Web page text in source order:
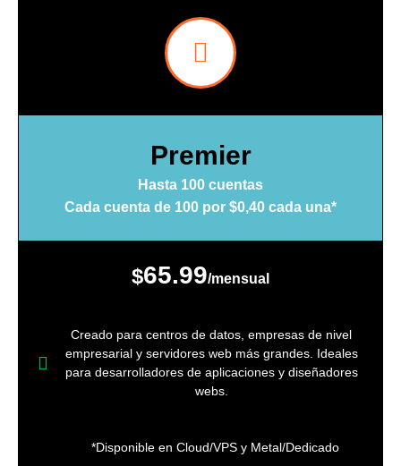
Premier
Hasta 100 cuentas
Cada cuenta de 100 por $0,40 cada una*
$65.99/mensual
Creado para centros de datos, empresas de nivel
empresarial y servidores web más grandes. Ideales
para desarrolladores de aplicaciones y diseñadores
webs.
*Disponible en Cloud/VPS y Metal/Dedicado